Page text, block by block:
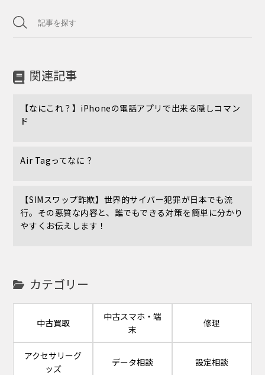
関連記事
【なにこれ？】iPhoneの電話アプリで出来る隠しコマン
ド
Air Tagってなに？
【SIMスワップ詐欺】世界的サイバー犯罪が日本でも流
行。その悪質な内容と、誰でもできる対策を簡単に分かり
やすくお伝えします！
カテゴリー
中古買取
中古スマホ・端
末
修理
アクセサリーグ
ッズ
データ相談 設定相談